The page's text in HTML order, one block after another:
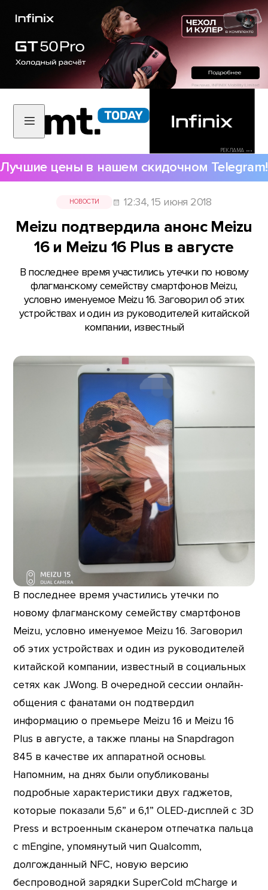
РЕКЛАМА •••
Лучшие цены в нашем скидочном Telegram!
НОВОСТИ 12:34, 15 июня 2018
Meizu подтвердила анонс Meizu
16 и Meizu 16 Plus в августе
В последнее время участились утечки по новому
флагманскому семейству смартфонов Meizu,
условно именуемое Meizu 16. Заговорил об этих
устройствах и один из руководителей китайской
компании, известный
В последнее время участились утечки по
новому флагманскому семейству смартфонов
Meizu, условно именуемое Meizu 16. Заговорил
об этих устройствах и один из руководителей
китайской компании, известный в социальных
сетях как J.Wong. В очередной сессии онлайн-
общения с фанатами он подтвердил
информацию о премьере Meizu 16 и Meizu 16
Plus в августе, а также планы на Snapdragon
845 в качестве их аппаратной основы.
Напомним, на днях были опубликованы
подробные характеристики двух гаджетов,
которые показали 5,6” и 6,1” OLED-дисплей с 3D
Press и встроенным сканером отпечатка пальца
с mEngine, упомянутый чип Qualcomm,
долгожданный NFC, новую версию
беспроводной зарядки SuperCold mCharge и